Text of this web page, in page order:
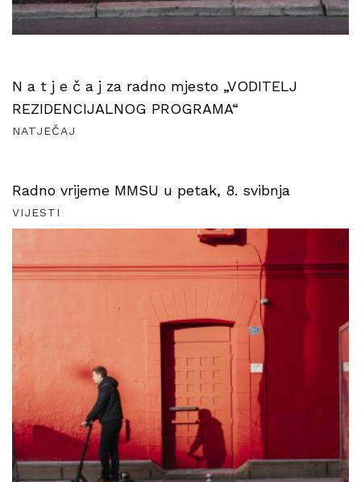
N a t j e č a j za radno mjesto „VODITELJ
REZIDENCIJALNOG PROGRAMA“
NATJEČAJ
Radno vrijeme MMSU u petak, 8. svibnja
VIJESTI